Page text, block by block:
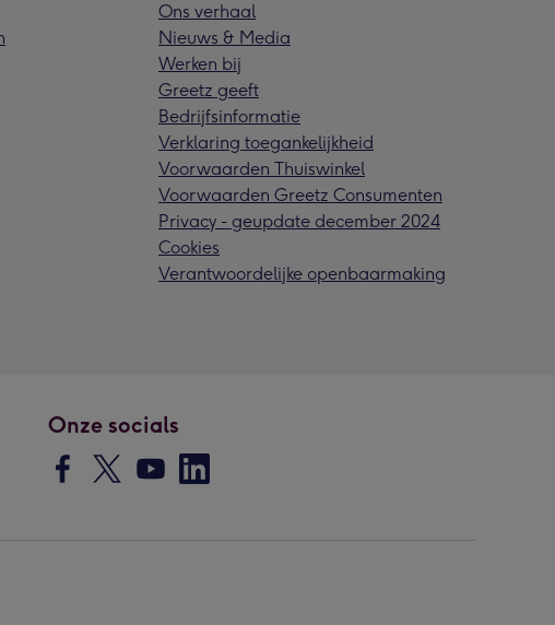
Ons verhaal
Nieuws & Media
Werken bij
Greetz geeft
Bedrijfsinformatie
Verklaring toegankelijkheid
Voorwaarden Thuiswinkel
Voorwaarden Greetz Consumenten
Privacy - geupdate december 2024
Cookies
Verantwoordelijke openbaarmaking
Onze socials